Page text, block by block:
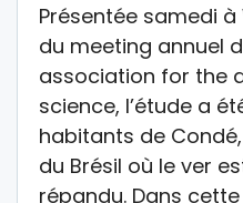
Présentée samedi
du meeting annuel
association for the
science, l’étude a
habitants de
du Brésil où le ver
répandu. Dans